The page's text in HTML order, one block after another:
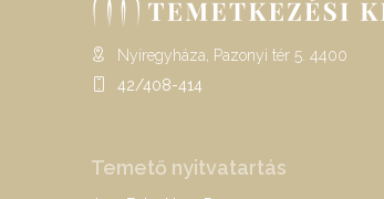
Nyíregyháza, Pazonyi tér 5. 4400
42/408-414
Temető nyitvatartás